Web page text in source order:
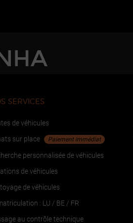
SERVICES
de véhicules
sur place
Paiement immédiat
personnalisée de véhicules
de véhicules
de véhicules
: LU / BE / FR
au contrôle technique